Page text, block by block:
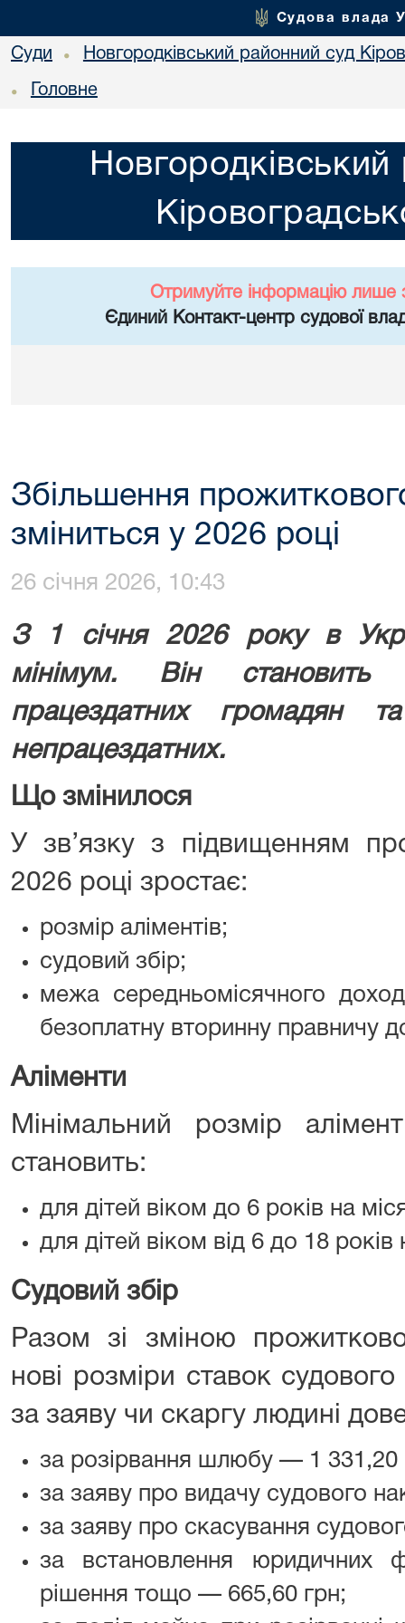
Судова влада
Суди • Новгородківський районний суд
• Головне
Отримуйте інформацію лише
Єдиний Контакт-центр судової
Збільшення
зміниться у 2026 році
26 січня 2026, 10:43
З 1 січня 2026 року в
мінімум. Він
працездатних
непрацездатних.
Що змінилося
У зв’язку з підвищенням
2026 році зростає:
розмір аліментів;
судовий збір;
межа середньомісячного
безоплатну вторинну правничу
Аліменти
Мінімальний розмір
становить:
для дітей віком до 6 років на
для дітей віком від 6 до 18
Судовий збір
Разом зі зміною
нові розміри ставок
за заяву чи скаргу людині
за розірвання шлюбу — 1 331,20
за заяву про видачу судового
за заяву про скасування
за встановлення юридичних
рішення тощо — 665,60 грн;